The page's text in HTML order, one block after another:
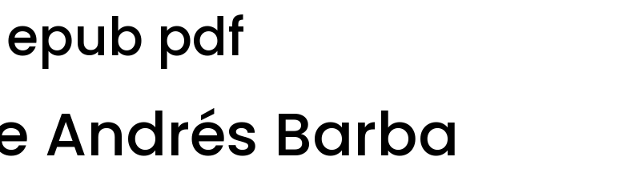
pdf
Andrés Barba